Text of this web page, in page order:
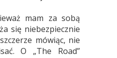
mam za sobą
się niebezpiecznie
mówiąc, nie
O „The Road”